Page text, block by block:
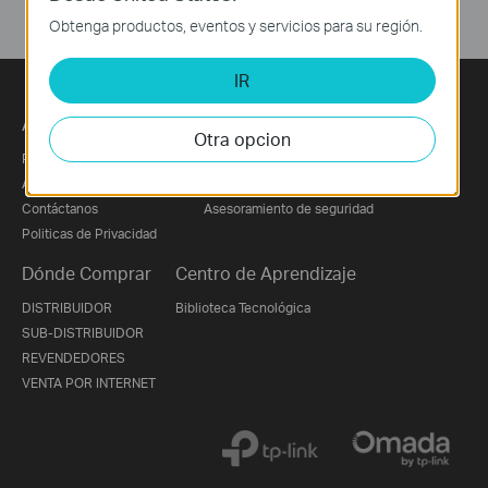
Acerca de Nosotros
Perfil Corporativo
About Us
Contáctanos
Politicas de Privacidad
Prensa
Noticias
Asesoramiento de seguridad
Dónde Comprar
DISTRIBUIDOR
SUB-DISTRIBUIDOR
REVENDEDORES
VENTA POR INTERNET
Centro de Aprendizaje
Biblioteca Tecnológica
Obtenga productos, eventos y servicios para su región.
IR
Otra opcion